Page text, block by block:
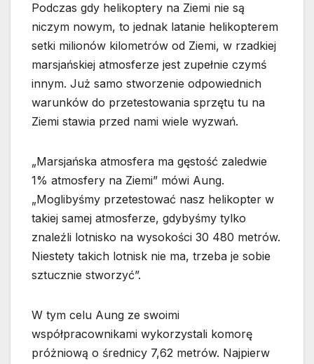
Podczas gdy helikoptery na Ziemi nie są
niczym nowym, to jednak latanie helikopterem
setki milionów kilometrów od Ziemi, w rzadkiej
marsjańskiej atmosferze jest zupełnie czymś
innym. Już samo stworzenie odpowiednich
warunków do przetestowania sprzętu tu na
Ziemi stawia przed nami wiele wyzwań.
„Marsjańska atmosfera ma gęstość zaledwie
1% atmosfery na Ziemi” mówi Aung.
„Moglibyśmy przetestować nasz helikopter w
takiej samej atmosferze, gdybyśmy tylko
znaleźli lotnisko na wysokości 30 480 metrów.
Niestety takich lotnisk nie ma, trzeba je sobie
sztucznie stworzyć”.
W tym celu Aung ze swoimi
współpracownikami wykorzystali komorę
próżniową o średnicy 7,62 metrów. Najpierw